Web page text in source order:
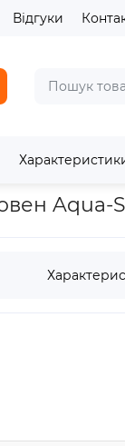
Відгуки
Тримісний
Aqua-